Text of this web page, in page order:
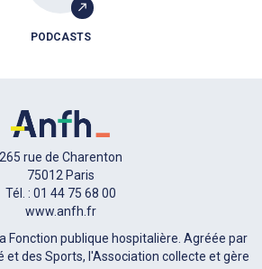
PODCASTS
265 rue de Charenton
75012 Paris
Tél. : 01 44 75 68 00
www.anfh.fr
la Fonction publique hospitalière. Agréée par
et des Sports, l'Association collecte et gère